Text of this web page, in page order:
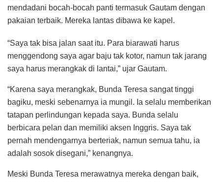
mendadani bocah-bocah panti termasuk Gautam dengan
pakaian terbaik. Mereka lantas dibawa ke kapel.
“Saya tak bisa jalan saat itu. Para biarawati harus
menggendong saya agar baju tak kotor, namun tak jarang
saya harus merangkak di lantai,” ujar Gautam.
“Karena saya merangkak, Bunda Teresa sangat tinggi
bagiku, meski sebenarnya ia mungil. Ia selalu memberikan
tatapan perlindungan kepada saya. Bunda selalu
berbicara pelan dan memiliki aksen Inggris. Saya tak
pernah mendengarnya berteriak, namun semua tahu, ia
adalah sosok disegani,” kenangnya.
Meski Bunda Teresa merawatnya mereka dengan baik,